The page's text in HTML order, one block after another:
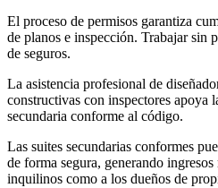
El proceso de permisos garantiza
de planos e inspección. Trabajar sin
de seguros.
La asistencia profesional de
constructivas con inspectores apoya
secundaria conforme al código.
Las suites secundarias conformes
de forma segura, generando
inquilinos como a los dueños de